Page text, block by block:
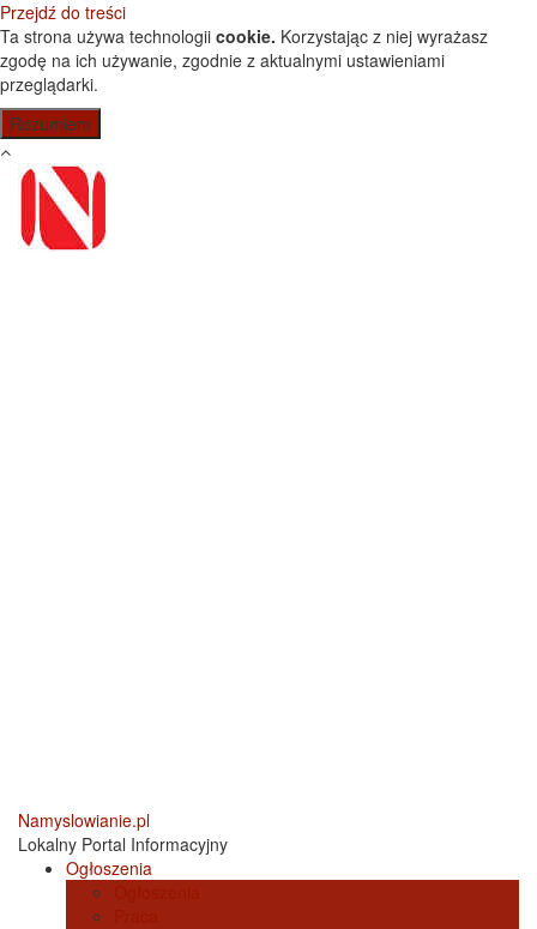
Przejdź do treści
Ta strona używa technologii cookie. Korzystając z niej wyrażasz
zgodę na ich używanie, zgodnie z aktualnymi ustawieniami
przeglądarki.
Namyslowianie.pl
Lokalny Portal Informacyjny
Ogłoszenia